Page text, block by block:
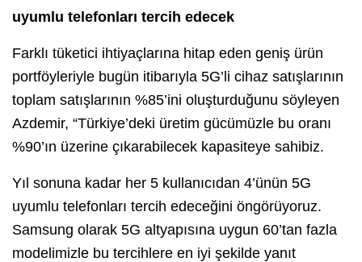
uyumlu telefonları tercih edecek
Farklı tüketici ihtiyaçlarına hitap eden geniş ürün
portföyleriyle bugün itibarıyla 5G’li cihaz satışlarının
toplam satışlarının %85’ini oluşturduğunu söyleyen
Azdemir, “Türkiye’deki üretim gücümüzle bu oranı
%90’ın üzerine çıkarabilecek kapasiteye sahibiz.
Yıl sonuna kadar her 5 kullanıcıdan 4’ünün 5G
uyumlu telefonları tercih edeceğini öngörüyoruz.
Samsung olarak 5G altyapısına uygun 60’tan fazla
modelimizle bu tercihlere en iyi şekilde yanıt